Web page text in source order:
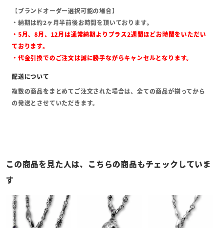
【ブランドオーダー選択可能の場合】
・納期は約2ヶ月半前後お時間を頂いております。
・5月、8月、12月は通常納期よりプラス2週間ほどお時間をいただい
ております。
・代金引換でのご注文は誠に勝手ながらキャンセルとなります。
複数の商品をまとめてご注文された場合は、全ての商品が揃ってから
の発送とさせていただきます。
この商品を見た人は、こちらの商品もチェックしていま
す